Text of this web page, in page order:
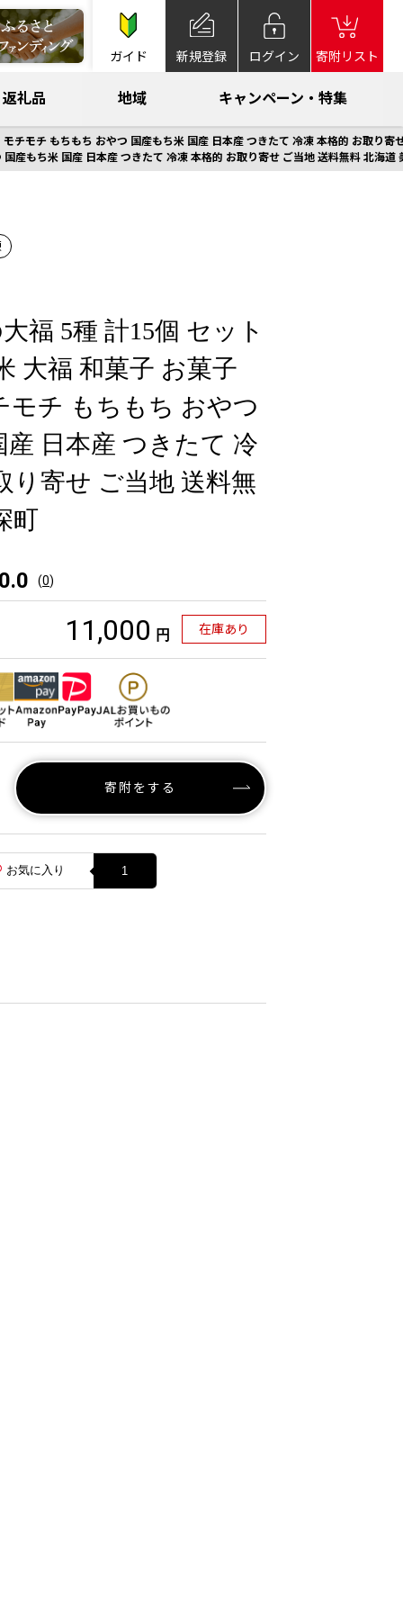
ガイド 新規登録 ログイン 寄附リスト
返礼品 地域 キャンペーン・特集
チモチ もちもち おやつ 国産もち米 国産 日本産 つきたて 冷凍 本格的 お取り寄
産もち米 国産 日本産 つきたて 冷凍 本格的 お取り寄せ ご当地 送料無料 北海道
福 5種 計15個 セット
大福 和菓子 お菓子
モチ もちもち おやつ
産 日本産 つきたて 冷
り寄せ ご当地 送料無
町
0.0 (0)
11,000 円 在庫あり
寄附をする
お気に入り 1